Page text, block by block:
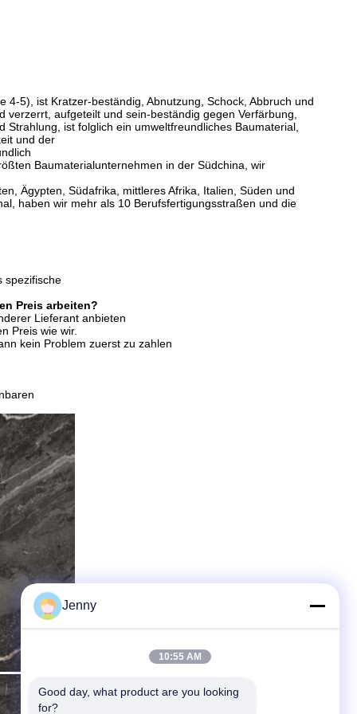
5), ist Kratzer-beständig, Abnutzung, Schock, Abbruch und
aufgeteilt und sein-beständig gegen Verfärbung,
ist folglich ein umweltfreundliches Baumaterial,
und der
Baumaterialunternehmen in der Südchina, wir
Ägypten, Südafrika, mittleres Afrika, Italien, Süden und
haben wir mehr als 10 Berufsfertigungsstraßen und die
spezifische
Preis arbeiten?
Lieferant anbieten
Preis wie wir.
kein Problem zuerst zu zahlen
Jenny
10:55 AM
Good day, what product are you looking
for?